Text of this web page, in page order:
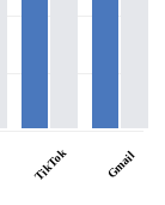
TikTok Gmail